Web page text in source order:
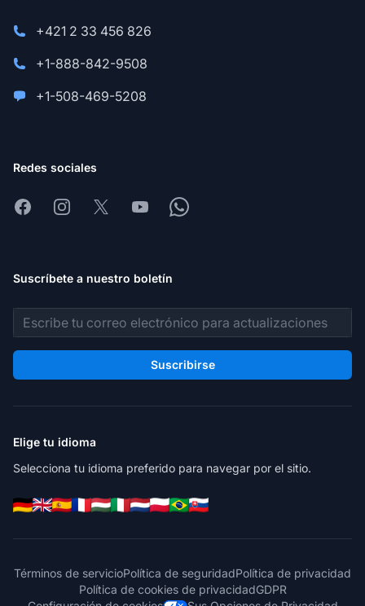
+421 2 33 456 826
+1-888-842-9508
+1-508-469-5208
Redes sociales
FacebookInstagram
X YoutubeWhatsapp
Suscríbete a nuestro boletín
Dirección de correo electrónico
Suscribirse
Elige tu idioma
Selecciona tu idioma preferido para navegar por el sitio.
Términos de servicioPolítica de seguridadPolítica de privacidad
Política de cookies de privacidadGDPR